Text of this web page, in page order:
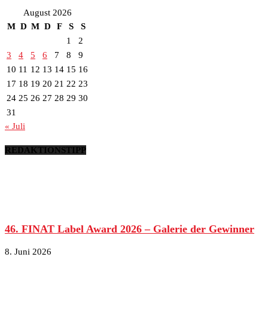
August 2026
M D M D F S
S
1
2
3
4 5 6 7 8
9
10 11 12 13 14 15 16
17 18 19 20 21 22 23
24 25 26 27 28 29 30
31
« Juli
REDAKTIONSTIPP
46. FINAT Label Award 2026 – Galerie der Gewinner
8. Juni 2026